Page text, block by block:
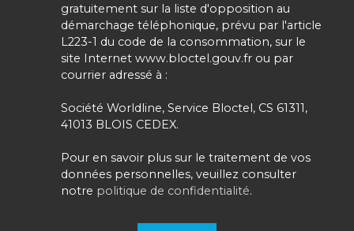
gratuitement sur la liste d'opposition au
démarchage téléphonique, prévu par l'article
L223-1 du code de la consommation, sur le
site Internet www.bloctel.gouv.fr ou par
courrier adressé à :
Société Worldline, Service Bloctel, CS 61311,
41013 BLOIS CEDEX.
Pour en savoir plus sur le traitement de vos
données personnelles, veuillez consulter
notre politique de confidentialité.